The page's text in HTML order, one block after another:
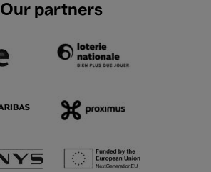
Our partners